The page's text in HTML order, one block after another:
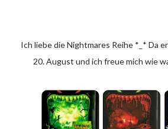
Ich liebe die Nightmares Reihe *_* Da erscheint Band drei am
20. August und ich freue mich wie